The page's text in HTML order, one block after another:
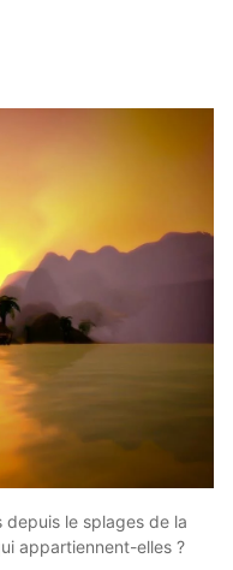
depuis le splages de la
appartiennent-elles ?